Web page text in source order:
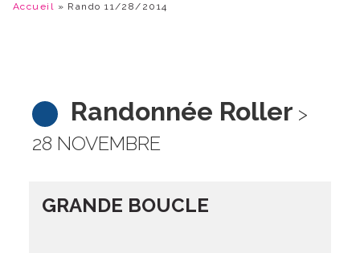
Accueil » Rando 11/28/2014
Randonnée Roller >
28 NOVEMBRE
GRANDE BOUCLE